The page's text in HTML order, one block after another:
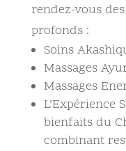
rendez-vous
profonds :
Soins
Massages
Massages
L’Expérience
bienfaits du
combinant